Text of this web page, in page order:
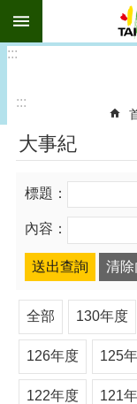
跳到主要內容區塊
:::
:::
大事紀
標題：
內容：
全部 130年度
126年度 125
122年度 121